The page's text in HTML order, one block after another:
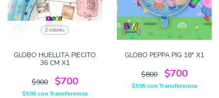
2 colores
GLOBO HUELLITA PIECITO
36 CM X1
$900 $700
$595 conTransferencia
GLOBO PEPPA PIG 18" X1
$800 $700
$595 conTransferencia